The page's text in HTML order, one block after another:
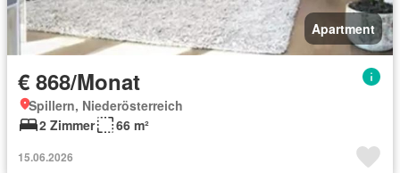
Apartment
€ 868/Monat
Spillern, Niederösterreich
2 Zimmer
66 m²
15.06.2026